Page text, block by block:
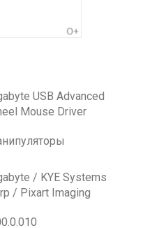
USB Advanced
Mouse Driver
/ KYE Systems
/ Pixart Imaging